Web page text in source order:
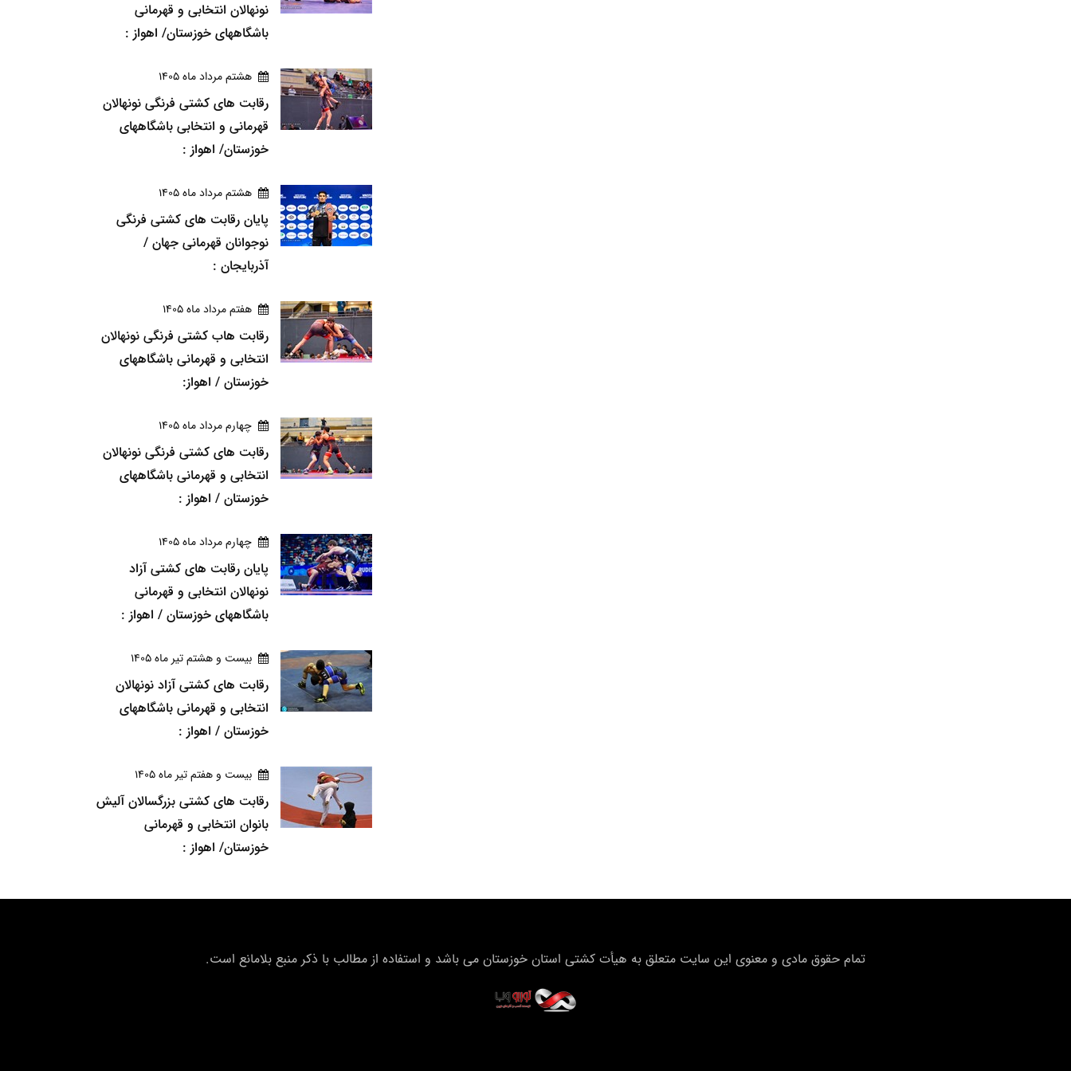
نونهالان انتخابی و قهرمانی
باشگاههای خوزستان/ اهواز :
هشتم مرداد ماه 1405
رقابت های کشتی فرنگی نونهالان
قهرمانی و انتخابی باشگاههای
خوزستان/ اهواز :
هشتم مرداد ماه 1405
پایان رقابت های کشتی فرنگی
نوجوانان قهرمانی جهان /
آذربایجان :
هفتم مرداد ماه 1405
رقابت هاب کشتی فرنگی نونهالان
انتخابی و قهرمانی باشگاههای
خوزستان / اهواز:
چهارم مرداد ماه 1405
رقابت های کشتی فرنگی نونهالان
انتخابی و قهرمانی باشگاههای
خوزستان / اهواز :
چهارم مرداد ماه 1405
پایان رقابت های کشتی آزاد
نونهالان انتخابی و قهرمانی
باشگاههای خوزستان / اهواز :
بيست و هشتم تير ماه 1405
رقابت های کشتی آزاد نونهالان
انتخابی و قهرمانی باشگاههای
خوزستان / اهواز :
بيست و هفتم تير ماه 1405
رقابت های کشتی بزرگسالان آلیش
بانوان انتخابی و قهرمانی
خوزستان/ اهواز :
تمام حقوق مادی و معنوی این سایت متعلق به هیأت كشتی استان خوزستان می باشد و استفاده از مطالب با ذکر منبع بلامانع است.